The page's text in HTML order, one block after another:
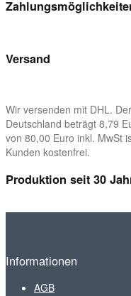
Versand
Wir versenden mit DHL.
Deutschland beträgt 8,79
von 80,00 Euro inkl. MwSt
Kunden kostenfrei.
Produktion seit 30
Informationen
AGB